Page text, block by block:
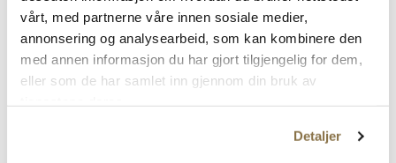
vårt, med partnerne våre innen sosiale medier,
annonsering og analysearbeid, som kan kombinere den
med annen informasjon du har gjort tilgjengelig for dem,
eller som de har samlet inn gjennom din bruk av
Detaljer
vegan